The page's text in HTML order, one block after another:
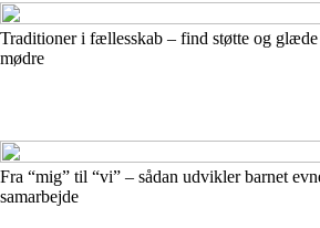
Traditioner i fællesskab – find støtte og glæde
mødre
Fra “mig” til “vi” – sådan udvikler barnet
samarbejde